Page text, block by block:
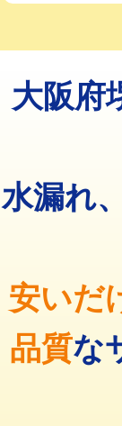
マス交換（土
マス交換（深
コンクリート
モルタル補修
廃棄・処分
トーラー機使用
追加トーラー
止水・漏水調
止水・漏水調
止水・漏水調査
理・調整・分
その他部品の脱
大阪府
水漏れ
安いだ
品質な